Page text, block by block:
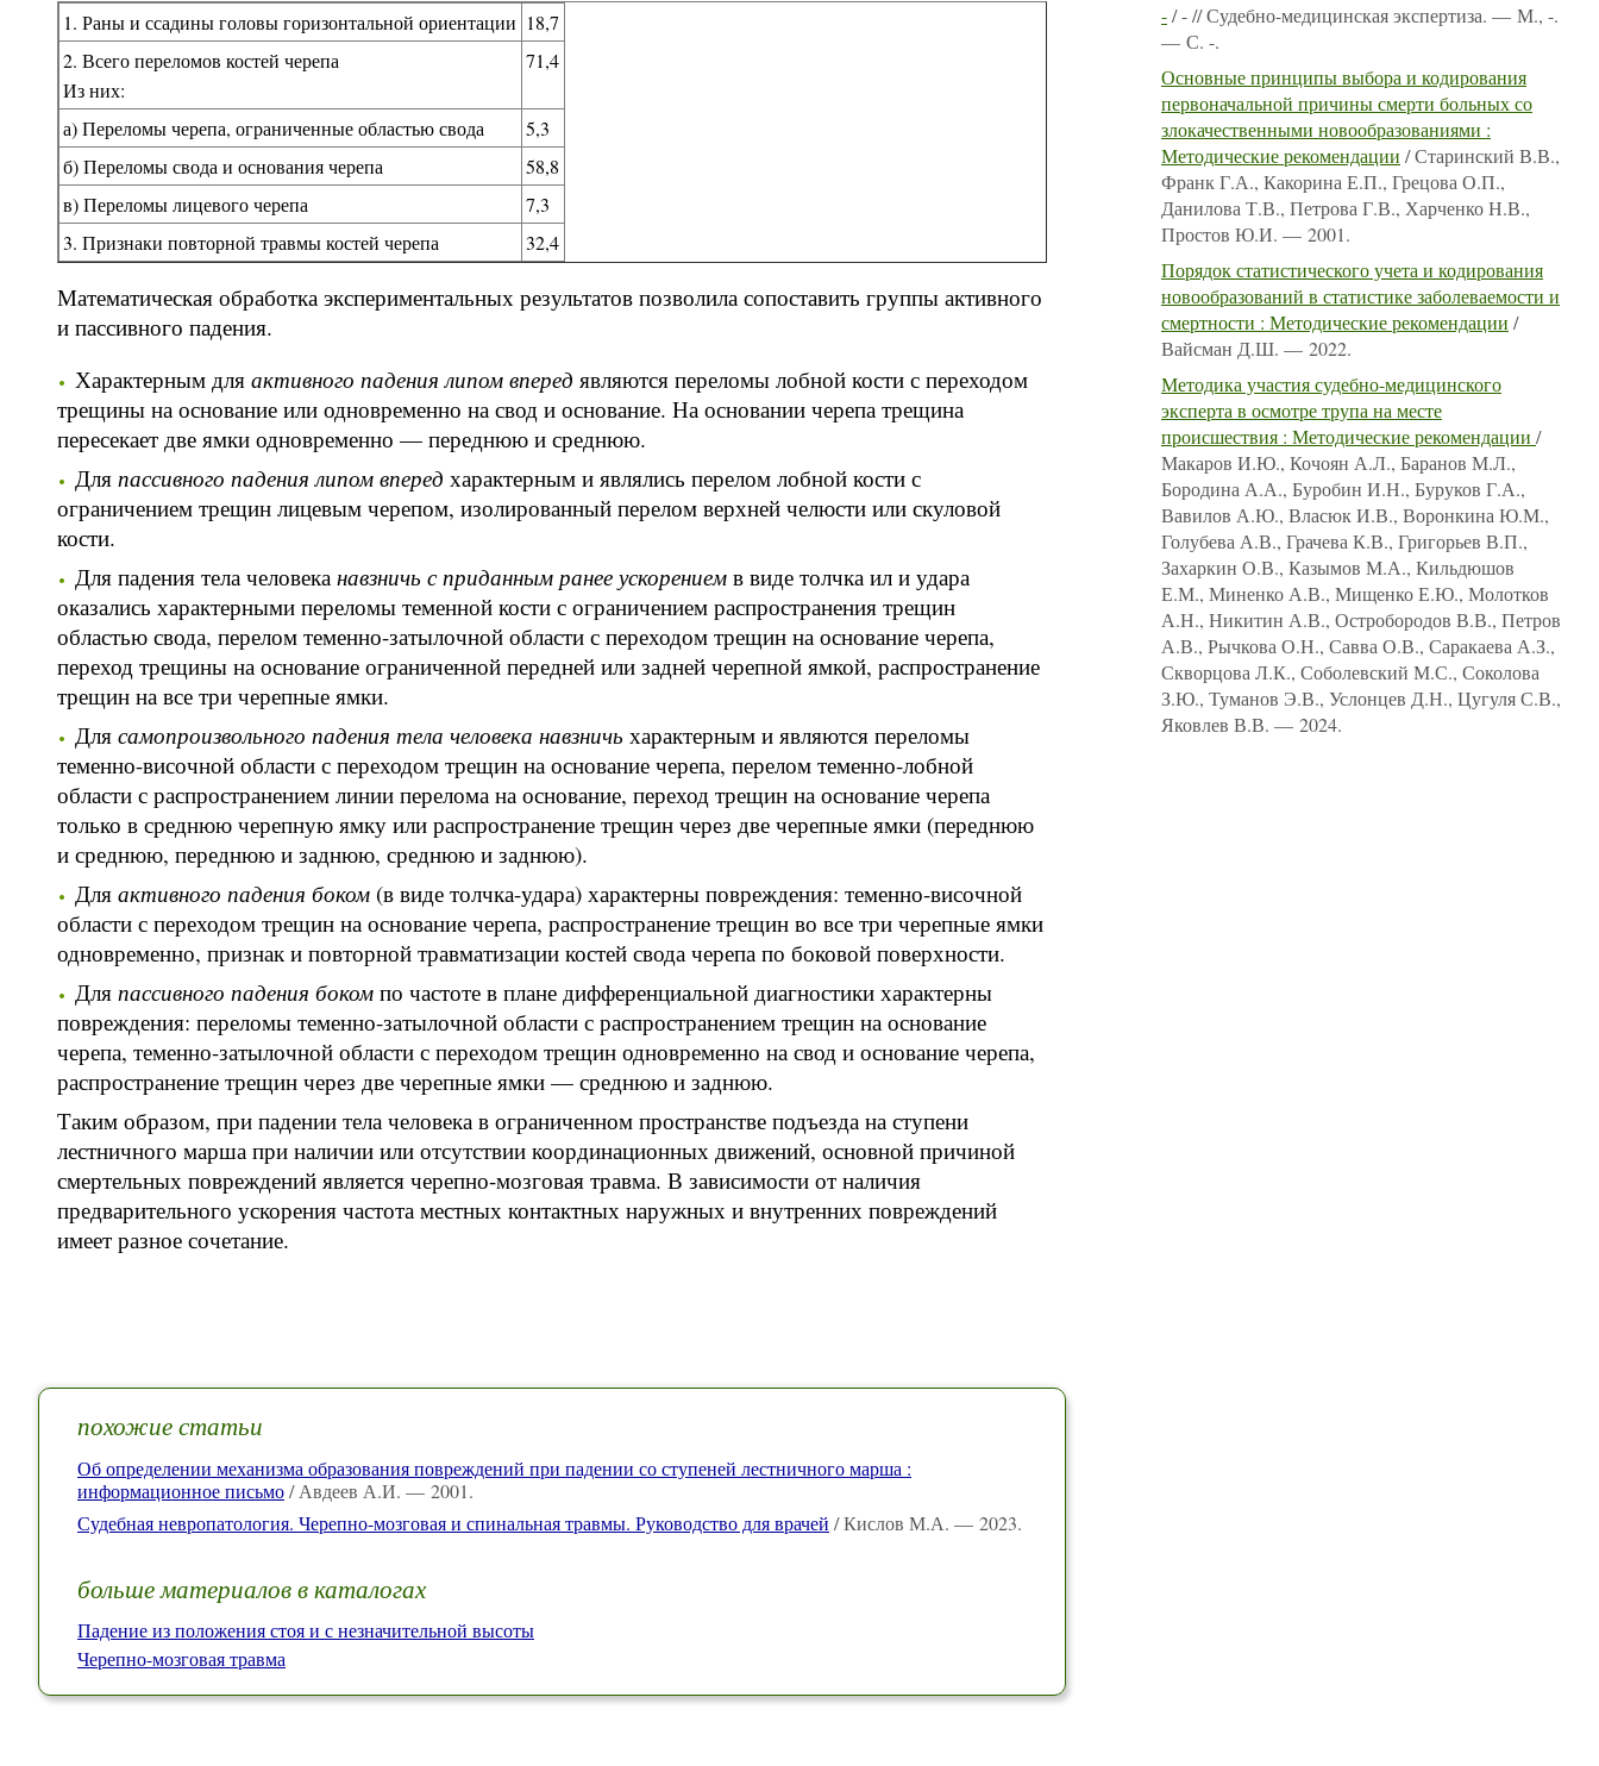
1. Раны и ссадины головы горизонтальной ориентации 18,7
2. Всего переломов костей черепа
Из них:
71,4
а) Переломы черепа, ограниченные областью свода
5,3
б) Переломы свода и основания черепа
58,8
в) Переломы лицевого черепа
7,3
3. Признаки повторной травмы костей черепа
32,4
Математическая обработка экспериментальных результатов позволила сопоставить группы активного
и пассивного падения.
Характерным для активного падения липом вперед являются переломы лобной кости с переходом
трещины на основание или одновременно на свод и основание. На основании черепа трещина
пересекает две ямки одновременно — переднюю и среднюю.
Для пассивного падения липом вперед характерным и являлись перелом лобной кости с
ограничением трещин лицевым черепом, изолированный перелом верхней челюсти или скуловой
кости.
Для падения тела человека навзничь с приданным ранее ускорением в виде толчка ил и удара
оказались характерными переломы теменной кости с ограничением распространения трещин
областью свода, перелом теменно-затылочной области с переходом трещин на основание черепа,
переход трещины на основание ограниченной передней или задней черепной ямкой, распространение
трещин на все три черепные ямки.
Для самопроизвольного падения тела человека навзничь характерным и являются переломы
теменно-височной области с переходом трещин на основание черепа, перелом теменно-лобной
области с распространением линии перелома на основание, переход трещин на основание черепа
только в среднюю черепную ямку или распространение трещин через две черепные ямки (переднюю
и среднюю, переднюю и заднюю, среднюю и заднюю).
Для активного падения боком (в виде толчка-удара) характерны повреждения: теменно-височной
области с переходом трещин на основание черепа, распространение трещин во все три черепные ямки
одновременно, признак и повторной травматизации костей свода черепа по боковой поверхности.
Для пассивного падения боком по частоте в плане дифференциальной диагностики характерны
повреждения: переломы теменно-затылочной области с распространением трещин на основание
черепа, теменно-затылочной области с переходом трещин одновременно на свод и основание черепа,
распространение трещин через две черепные ямки — среднюю и заднюю.
Таким образом, при падении тела человека в ограниченном пространстве подъезда на ступени
лестничного марша при наличии или отсутствии координационных движений, основной причиной
смертельных повреждений является черепно-мозговая травма. В зависимости от наличия
предварительного ускорения частота местных контактных наружных и внутренних повреждений
имеет разное сочетание.
похожие статьи
Об определении механизма образования повреждений при падении со ступеней лестничного марша :
информационное письмо/ Авдеев А.И. — 2001.
Судебная невропатология. Черепно-мозговая и спинальная травмы. Руководство для врачей / Кислов М.А. — 2023.
больше материалов в каталогах
Падение из положения стоя и с незначительной высоты
Черепно-мозговая травма
-/ - // Судебно-медицинская экспертиза. — М., -.
— С. -.
Основные принципы выбора и кодирования
первоначальной причины смерти больных со
злокачественными новообразованиями :
Методические рекомендации / Старинский В.В.,
Франк Г.А., Какорина Е.П., Грецова О.П.,
Данилова Т.В., Петрова Г.В., Харченко Н.В.,
Простов Ю.И. — 2001.
Порядок статистического учета и кодирования
новообразований в статистике заболеваемости и
смертности : Методические рекомендации /
Вайсман Д.Ш. — 2022.
Методика участия судебно-медицинского
эксперта в осмотре трупа на месте
происшествия : Методические рекомендации /
Макаров И.Ю., Кочоян А.Л., Баранов М.Л.,
Бородина А.А., Буробин И.Н., Буруков Г.А.,
Вавилов А.Ю., Власюк И.В., Воронкина Ю.М.,
Голубева А.В., Грачева К.В., Григорьев В.П.,
Захаркин О.В., Казымов М.А., Кильдюшов
Е.М., Миненко А.В., Мищенко Е.Ю., Молотков
А.Н., Никитин А.В., Остробородов В.В., Петров
А.В., Рычкова О.Н., Савва О.В., Саракаева А.З.,
Скворцова Л.К., Соболевский М.С., Соколова
З.Ю., Туманов Э.В., Услонцев Д.Н., Цугуля С.В.,
Яковлев В.В. — 2024.